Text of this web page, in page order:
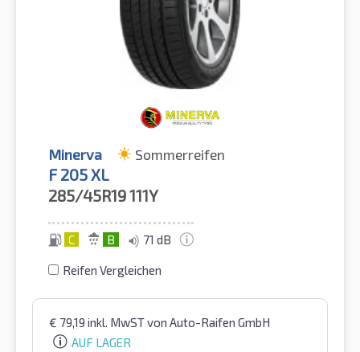
Minerva Sommerreifen
F 205 XL
285/45R19111Y
C B 71 dB
Reifen Vergleichen
€ 79,19 inkl. MwSTvon Auto-Raifen GmbH
AUF LAGER